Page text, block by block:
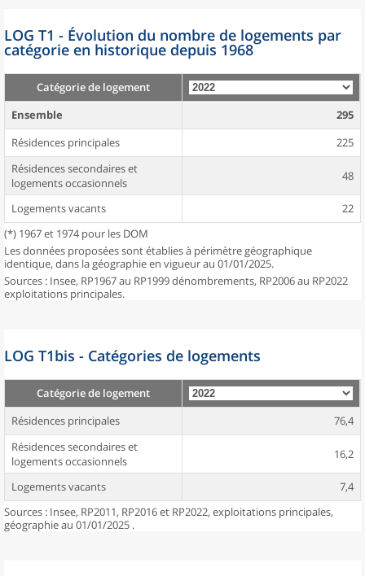
LOG T1 - Évolution du nombre de logements par
catégorie en historique depuis 1968
Catégorie de logement
Ensemble
295
Résidences principales
225
Résidences secondaires et
logements occasionnels
48
Logements vacants
22
(*) 1967 et 1974 pour les DOM
Les données proposées sont établies à périmètre géographique
identique, dans la géographie en vigueur au 01/01/2025.
Sources : Insee, RP1967 au RP1999 dénombrements, RP2006 au RP2022
exploitations principales.
LOG T1bis - Catégories de logements
Catégorie de logement
Résidences principales
76,4
Résidences secondaires et
logements occasionnels
16,2
Logements vacants
7,4
Sources : Insee, RP2011, RP2016 et RP2022, exploitations principales,
géographie au 01/01/2025 .